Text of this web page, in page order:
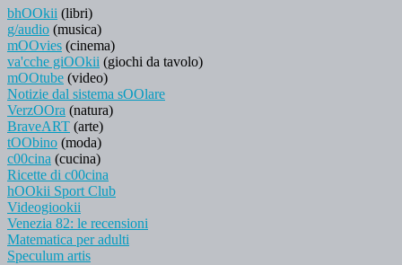
bhOOkii (libri)
g/audio (musica)
mOOvies (cinema)
va'cche giOOkii (giochi da tavolo)
mOOtube (video)
Notizie dal sistema sOOlare
VerzOOra (natura)
BraveART (arte)
tOObino (moda)
c00cina (cucina)
Ricette di c00cina
hOOkii Sport Club
Videogiookii
Venezia 82: le recensioni
Matematica per adulti
Speculum artis